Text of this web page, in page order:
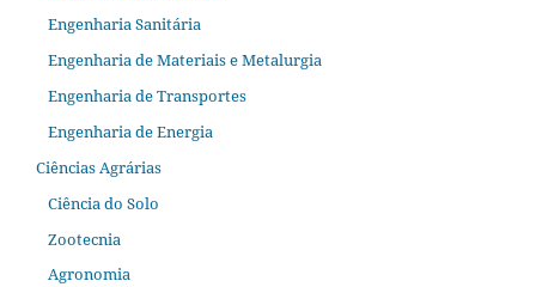
Engenharia Sanitária
Engenharia de Materiais e Metalurgia
Engenharia de Transportes
Engenharia de Energia
Ciências Agrárias
Ciência do Solo
Zootecnia
Agronomia